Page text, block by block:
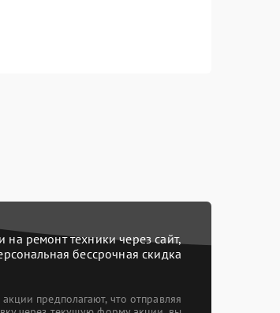
ремонт техники через сайт,
бессрочная скидка
предполагают, что отправляя